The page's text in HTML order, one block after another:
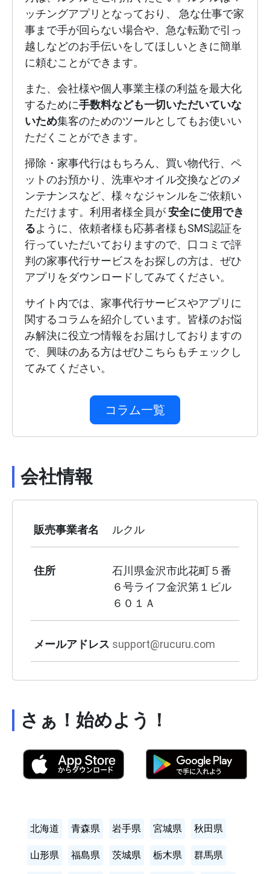
ッチングアプリとなっており、 急な仕事で家
事まで手が回らない場合や、急な転勤で引っ
越しなどのお手伝いをしてほしいときに簡単
に頼むことができます。
また、会社様や個人事業主様の利益を最大化
するために手数料なども一切いただいていな
いため集客のためのツールとしてもお使いい
ただくことができます。
掃除・家事代行はもちろん、買い物代行、ペ
ットのお預かり、洗車やオイル交換などのメ
ンテナンスなど、様々なジャンルをご依頼い
ただけます。利用者様全員が安全に使用でき
るように、依頼者様も応募者様もSMS認証を
行っていただいておりますので、口コミで評
判の家事代行サービスをお探しの方は、ぜひ
アプリをダウンロードしてみてください。
サイト内では、家事代行サービスやアプリに
関するコラムを紹介しています。皆様のお悩
み解決に役立つ情報をお届けしておりますの
で、興味のある方はぜひこちらもチェックし
てみてください。
コラム一覧
会社情報
販売事業者名 ルクル
住所
石川県金沢市此花町５番
６号ライフ金沢第１ビル
６０１Ａ
メールアドレス support@rucuru.com
さぁ！始めよう！
北海道 青森県 岩手県 宮城県 秋田県
山形県 福島県 茨城県 栃木県 群馬県